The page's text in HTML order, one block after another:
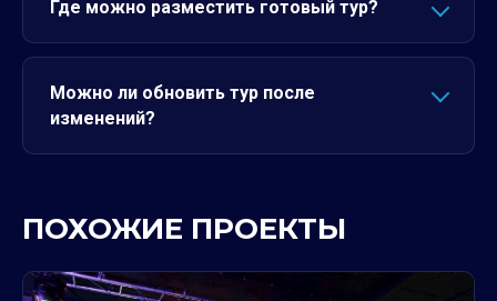
Где можно разместить готовый тур?
Можно ли обновить тур после
изменений?
ПОХОЖИЕ ПРОЕКТЫ